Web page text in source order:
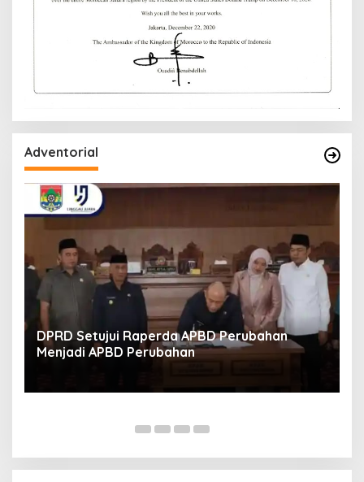
Adventorial
DPRD Setujui Raperda APBD Perubahan
Menjadi APBD Perubahan